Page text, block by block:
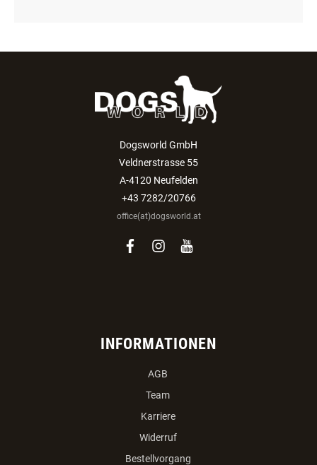
Dogsworld GmbH
Veldnerstrasse 55
A-4120 Neufelden
+43 7282/20766
office(at)dogsworld.at
facebook
instagram
youtube
INFORMATIONEN
AGB
Team
Karriere
Widerruf
Bestellvorgang